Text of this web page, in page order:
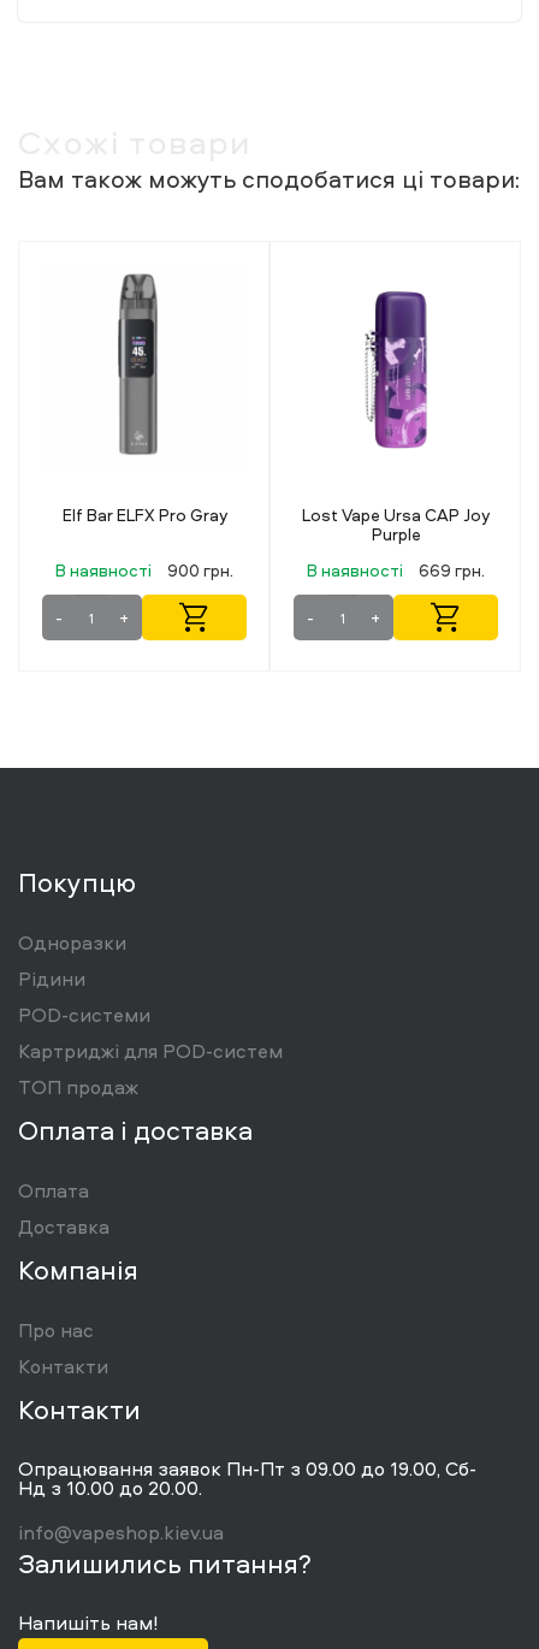
Вам також можуть сподобатися ці товари:
Lost Vape Ursa CAP Joy
В наявності
669 грн.
- +
Lost Vape Ursa CAP Mint
Green
В наявності
669 грн.
- +
Покупцю
Одноразки
Рідини
POD-системи
Картриджі для POD-систем
ТОП продаж
Оплата і доставка
Оплата
Доставка
Компанія
Про нас
Контакти
Контакти
Опрацювання заявок Пн-Пт з 09.00 до 19.00, Сб-
Нд з 10.00 до 20.00.
info@vapeshop.kiev.ua
Залишились питання?
Напишіть нам!